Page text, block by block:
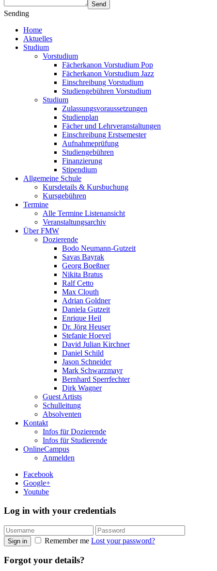
Send
Sending
Home
Aktuelles
Studium
Vorstudium
Fächerkanon Vorstudium Pop
Fächerkanon Vorstudium Jazz
Einschreibung Vorstudium
Studiengebühren Vorstudium
Studium
Zulassungsvoraussetzungen
Studienplan
Fächer und Lehrveranstaltungen
Einschreibung Erstsemester
Aufnahmeprüfung
Studiengebühren
Finanzierung
Stipendium
Allgemeine Schule
Kursdetails & Kursbuchung
Kursgebühren
Termine
Alle Termine Listenansicht
Veranstaltungsarchiv
Über FMW
Dozierende
Bodo Neumann-Gutzeit
Savas Bayrak
Georg Boeßner
Nikita Bratus
Ralf Cetto
Max Clouth
Adrian Goldner
Daniela Gutzeit
Enrique Heil
Dr. Jörg Heuser
Stefanie Hoevel
David Julian Kirchner
Daniel Schild
Jason Schneider
Mark Schwarzmayr
Bernhard Sperrfechter
Dirk Wagner
Guest Artists
Schulleitung
Absolventen
Kontakt
Infos für Dozierende
Infos für Studierende
OnlineCampus
Anmelden
Facebook
Google+
Youtube
Log in with your credentials
Sign in Remember me Lost your password?
Forgot your details?